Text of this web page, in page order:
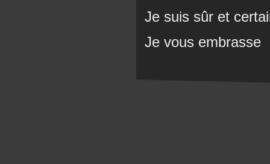
Je suis sûr et
Je vous embrasse